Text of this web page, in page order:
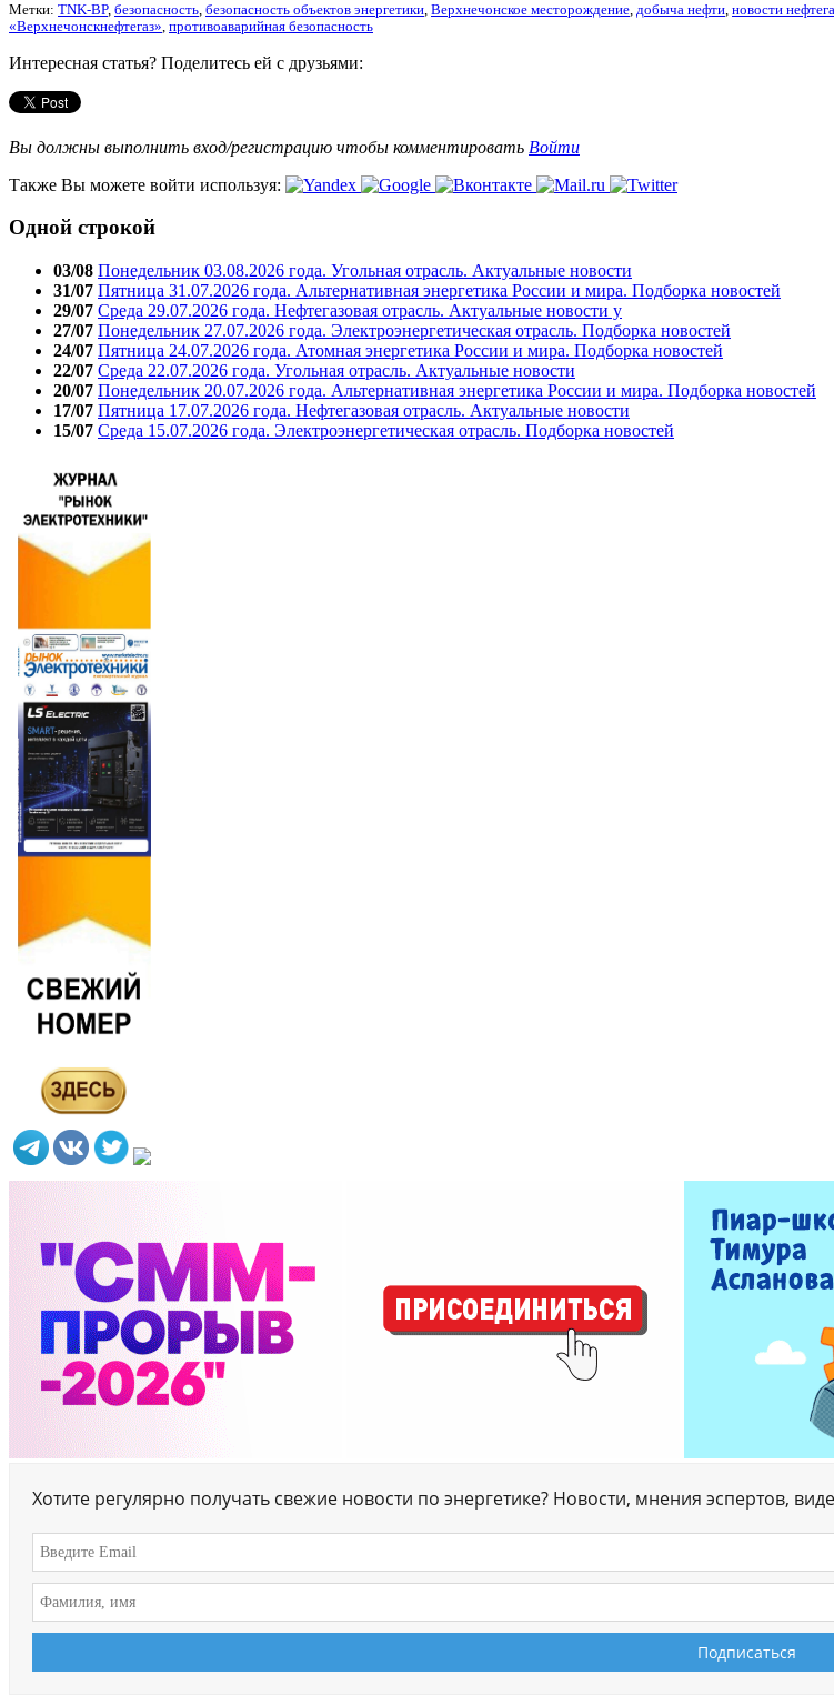
Метки: TNK-BP, безопасность безопасность объектов энергетики Верхнечонское месторождение добыча нефти новости
«Верхнечонскнефтегаз» противоаварийная безопасность
Интересная статья? Поделитесь ей с друзьями:
Вы должны выполнить вход/регистрацию чтобы комментировать Войти
Также Вы можете войти используя:
Одной строкой
03/08 Понедельник 03.08.2026 года. Угольная отрасль. Актуальные новости
31/07 Пятница 31.07.2026 года. Альтернативная энергетика России и мира. Подборка новостей
29/07 Среда 29.07.2026 года. Нефтегазовая отрасль. Актуальные новости у
27/07 Понедельник 27.07.2026 года. Электроэнергетическая отрасль. Подборка новостей
24/07 Пятница 24.07.2026 года. Атомная энергетика России и мира. Подборка новостей
22/07 Среда 22.07.2026 года. Угольная отрасль. Актуальные новости
20/07 Понедельник 20.07.2026 года. Альтернативная энергетика России и мира. Подборка новостей
17/07 Пятница 17.07.2026 года. Нефтегазовая отрасль. Актуальные новости
15/07 Среда 15.07.2026 года. Электроэнергетическая отрасль. Подборка новостей
Хотите регулярно получать свежие новости по энергетике? Новости, мнения эспертов,